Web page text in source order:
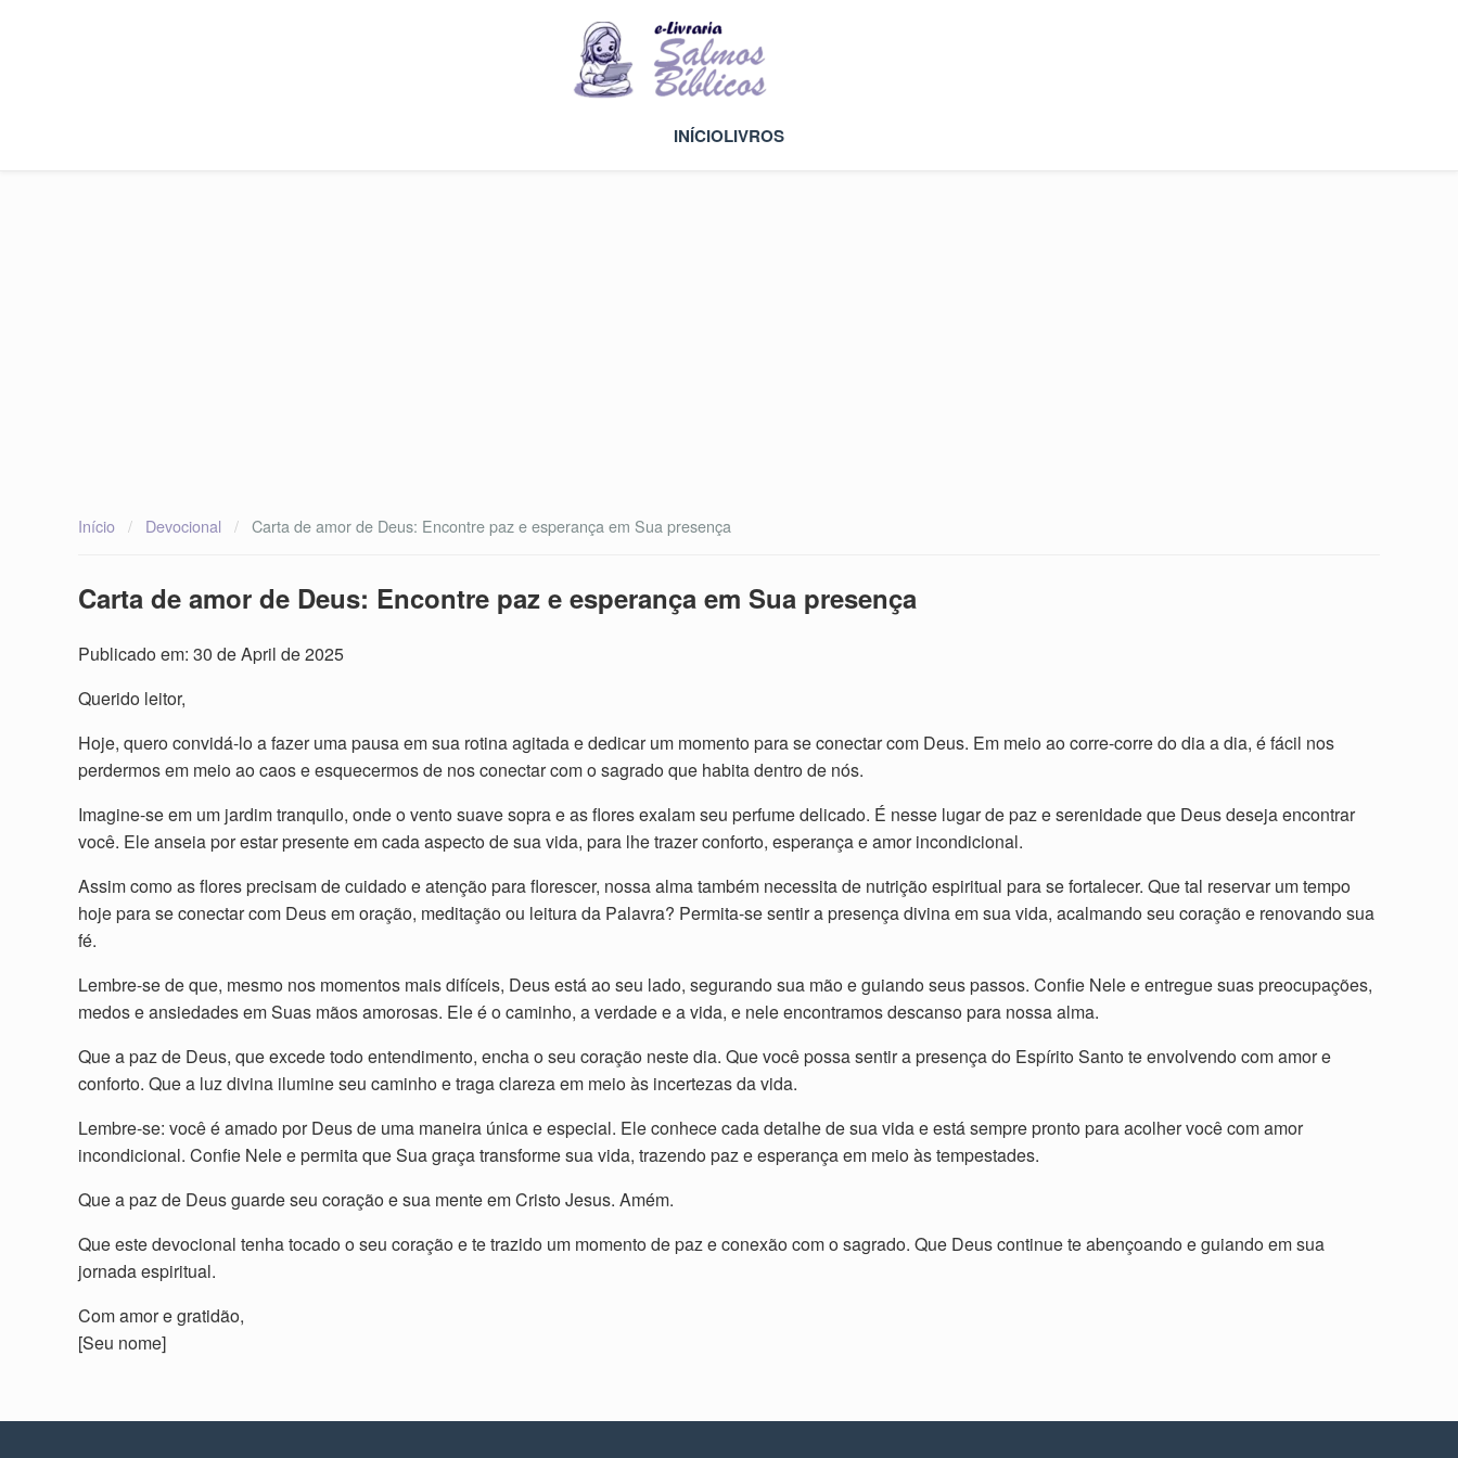
INÍCIOLIVROS
Início / Devocional / Carta de amor de Deus: Encontre paz e esperança em Sua presença
Carta de amor de Deus: Encontre paz e esperança em Sua presença
Publicado em: 30 de April de 2025
Querido leitor,
Hoje, quero convidá-lo a fazer uma pausa em sua rotina agitada e dedicar um momento para se conectar com Deus. Em meio ao corre-corre do dia a dia, é fácil nos
perdermos em meio ao caos e esquecermos de nos conectar com o sagrado que habita dentro de nós.
Imagine-se em um jardim tranquilo, onde o vento suave sopra e as flores exalam seu perfume delicado. É nesse lugar de paz e serenidade que Deus deseja encontrar
você. Ele anseia por estar presente em cada aspecto de sua vida, para lhe trazer conforto, esperança e amor incondicional.
Assim como as flores precisam de cuidado e atenção para florescer, nossa alma também necessita de nutrição espiritual para se fortalecer. Que tal reservar um tempo
hoje para se conectar com Deus em oração, meditação ou leitura da Palavra? Permita-se sentir a presença divina em sua vida, acalmando seu coração e renovando sua
fé.
Lembre-se de que, mesmo nos momentos mais difíceis, Deus está ao seu lado, segurando sua mão e guiando seus passos. Confie Nele e entregue suas preocupações,
medos e ansiedades em Suas mãos amorosas. Ele é o caminho, a verdade e a vida, e nele encontramos descanso para nossa alma.
Que a paz de Deus, que excede todo entendimento, encha o seu coração neste dia. Que você possa sentir a presença do Espírito Santo te envolvendo com amor e
conforto. Que a luz divina ilumine seu caminho e traga clareza em meio às incertezas da vida.
Lembre-se: você é amado por Deus de uma maneira única e especial. Ele conhece cada detalhe de sua vida e está sempre pronto para acolher você com amor
incondicional. Confie Nele e permita que Sua graça transforme sua vida, trazendo paz e esperança em meio às tempestades.
Que a paz de Deus guarde seu coração e sua mente em Cristo Jesus. Amém.
Que este devocional tenha tocado o seu coração e te trazido um momento de paz e conexão com o sagrado. Que Deus continue te abençoando e guiando em sua
jornada espiritual.
Com amor e gratidão,
[Seu nome]